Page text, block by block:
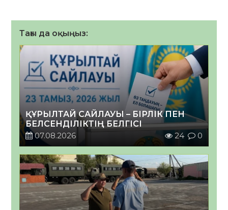
Тағы да оқыңыз:
ҚҰРЫЛТАЙ САЙЛАУЫ – БІРЛІК ПЕН
БЕЛСЕНДІЛІКТІҢ БЕЛГІСІ
07.08.2026
24 0